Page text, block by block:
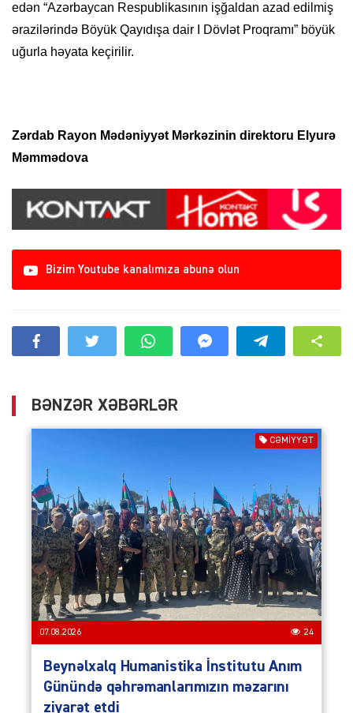
edən “Azərbaycan Respublikasının işğaldan azad edilmiş
ərazilərində Böyük Qayıdışa dair I Dövlət Proqramı” böyük
uğurla həyata keçirilir.
Zərdab Rayon Mədəniyyət Mərkəzinin direktoru Elyurə
Məmmədova
Bizim Youtube kanalımıza abunə olun
BƏNZƏR XƏBƏRLƏR
CƏMIYYƏT
07.08.2026 24
Beynəlxalq Humanistika İnstitutu Anım
Günündə qəhrəmanlarımızın məzarını
ziyarət etdi